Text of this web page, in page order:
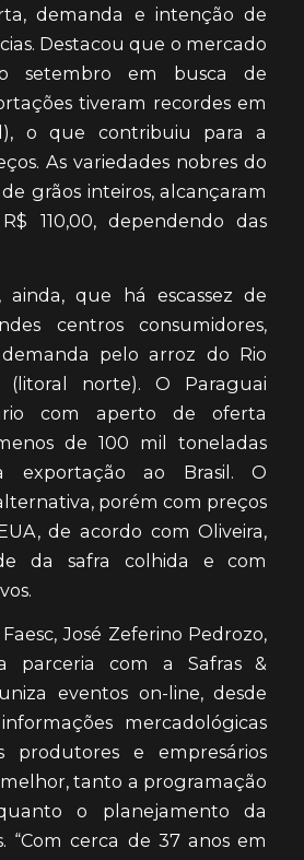
demanda e intenção de
Destacou que o mercado
setembro em busca de
tiveram recordes em
o que contribuiu para a
As variedades nobres do
grãos inteiros, alcançaram
110,00, dependendo das
ainda, que há escassez de
centros consumidores,
pelo arroz do Rio
norte). O Paraguai
com aperto de oferta
de 100 mil toneladas
exportação ao Brasil. O
porém com preços
de acordo com Oliveira,
da safra colhida e com
José Zeferino Pedrozo,
parceria com a Safras &
eventos on-line, desde
mercadológicas
e empresários
tanto a programação
o planejamento da
“Com cerca de 37 anos em